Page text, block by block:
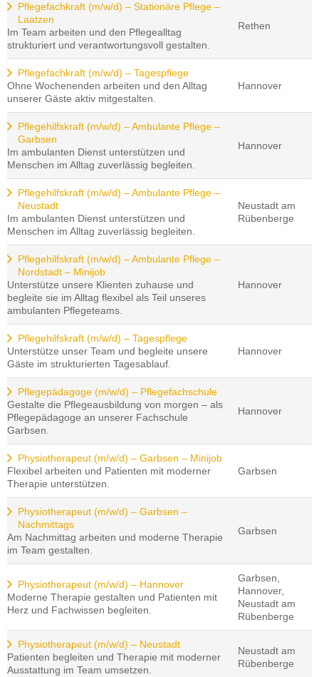
Pflegefachkraft (m/w/d) – Stationäre Pflege –
Laatzen
Im Team arbeiten und den Pflegealltag
strukturiert und verantwortungsvoll gestalten.
Rethen
Pflegefachkraft (m/w/d) – Tagespflege
Ohne Wochenenden arbeiten und den Alltag
unserer Gäste aktiv mitgestalten.
Hannover
Pflegehilfskraft (m/w/d) – Ambulante Pflege –
Garbsen
Im ambulanten Dienst unterstützen und
Menschen im Alltag zuverlässig begleiten.
Hannover
Pflegehilfskraft (m/w/d) – Ambulante Pflege –
Neustadt
Im ambulanten Dienst unterstützen und
Menschen im Alltag zuverlässig begleiten.
Neustadt am
Rübenberge
Pflegehilfskraft (m/w/d) – Ambulante Pflege –
Nordstadt – Minijob
Unterstütze unsere Klienten zuhause und
begleite sie im Alltag flexibel als Teil unseres
ambulanten Pflegeteams.
Hannover
Pflegehilfskraft (m/w/d) – Tagespflege
Unterstütze unser Team und begleite unsere
Gäste im strukturierten Tagesablauf.
Hannover
Pflegepädagoge (m/w/d) – Pflegefachschule
Gestalte die Pflegeausbildung von morgen – als
Pflegepädagoge an unserer Fachschule
Garbsen.
Hannover
Physiotherapeut (m/w/d) – Garbsen – Minijob
Flexibel arbeiten und Patienten mit moderner
Therapie unterstützen.
Garbsen
Physiotherapeut (m/w/d) – Garbsen –
Nachmittags
Am Nachmittag arbeiten und moderne Therapie
im Team gestalten.
Garbsen
Physiotherapeut (m/w/d) – Hannover
Moderne Therapie gestalten und Patienten mit
Herz und Fachwissen begleiten.
Garbsen,
Hannover,
Neustadt am
Rübenberge
Physiotherapeut (m/w/d) – Neustadt
Patienten begleiten und Therapie mit moderner
Ausstattung im Team umsetzen.
Neustadt am
Rübenberge